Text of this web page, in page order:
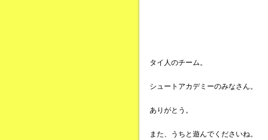
タイ人のチーム。
シュートアカデミーのみなさん。
ありがとう。
また、うちと遊んでくださいね。